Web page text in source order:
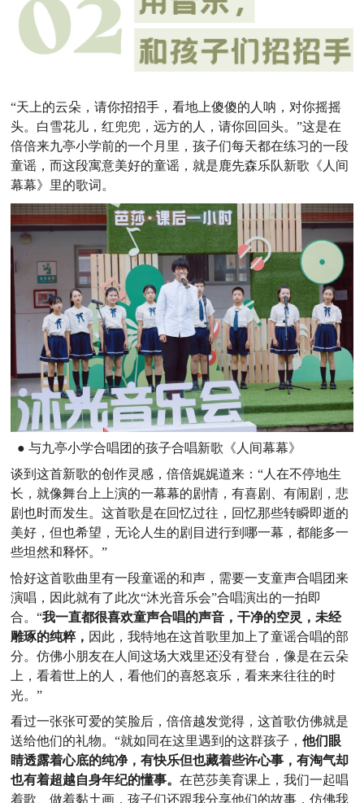
“天上的云朵，请你招招手，看地上傻傻的人呐，对你摇摇
头。白雪花儿，红兜兜，远方的人，请你回回头。”这是在
倍倍来九亭小学前的一个月里，孩子们每天都在练习的一段
童谣，而这段寓意美好的童谣，就是鹿先森乐队新歌《人间
幕幕》里的歌词。
●与九亭小学合唱团的孩子合唱新歌《人间幕幕》
谈到这首新歌的创作灵感，倍倍娓娓道来：“人在不停地生
长，就像舞台上上演的一幕幕的剧情，有喜剧、有闹剧，悲
剧也时而发生。这首歌是在回忆过往，回忆那些转瞬即逝的
美好，但也希望，无论人生的剧目进行到哪一幕，都能多一
些坦然和释怀。”
恰好这首歌曲里有一段童谣的和声，需要一支童声合唱团来
演唱，因此就有了此次“沐光音乐会”合唱演出的一拍即
合。“我一直都很喜欢童声合唱的声音，干净的空灵，未经
雕琢的纯粹， 因此，我特地在这首歌里加上了童谣合唱的部
分。仿佛小朋友在人间这场大戏里还没有登台，像是在云朵
上，看着世上的人，看他们的喜怒哀乐，看来来往往的时
光。”
看过一张张可爱的笑脸后，倍倍越发觉得，这首歌仿佛就是
送给他们的礼物。“就如同在这里遇到的这群孩子，他们眼
睛透露着心底的纯净，有快乐但也藏着些许心事，有淘气却
也有着超越自身年纪的懂事。在芭莎美育课上，我们一起唱
着歌、做着黏土画，孩子们还跟我分享他们的故事，仿佛我